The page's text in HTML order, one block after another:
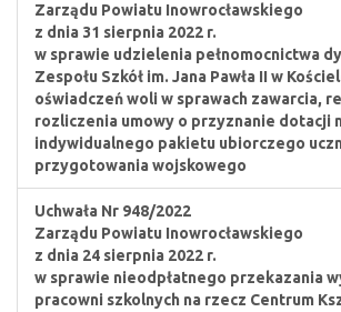
Zarządu Powiatu Inowrocławskiego
z dnia 31 sierpnia 2022 r.
w sprawie udzielenia pełnomocnictwa
Zespołu Szkół im. Jana Pawła II w
oświadczeń woli w sprawach zawarcia,
rozliczenia umowy o przyznanie dotacji
indywidualnego pakietu ubiorczego
przygotowania wojskowego
Uchwała Nr 948/2022
Zarządu Powiatu Inowrocławskiego
z dnia 24 sierpnia 2022 r.
w sprawie nieodpłatnego przekazania
pracowni szkolnych na rzecz Centrum